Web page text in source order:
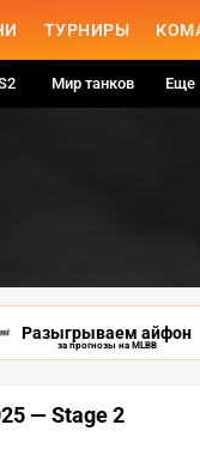
ТУРНИРЫ
Мир танков Еще
Разыгрываем айфон
за прогнозы на MLBB
— Stage 2